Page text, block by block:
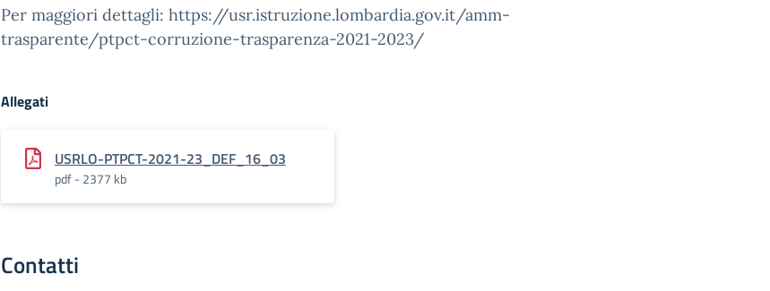
Per maggiori dettagli: https://usr.istruzione.lombardia.gov.it/amm-
trasparente/ptpct-corruzione-trasparenza-2021-2023/
Allegati
USRLO-PTPCT-2021-23_DEF_16_03
pdf - 2377 kb
Contatti